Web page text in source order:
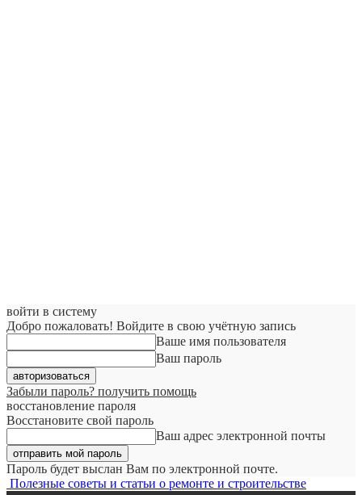
войти в систему
Добро пожаловать! Войдите в свою учётную запись
Ваше имя пользователя
Ваш пароль
Забыли пароль? получить помощь
восстановление пароля
Восстановите свой пароль
Ваш адрес электронной почты
Пароль будет выслан Вам по электронной почте.
Полезные советы и статьи о ремонте и строительстве